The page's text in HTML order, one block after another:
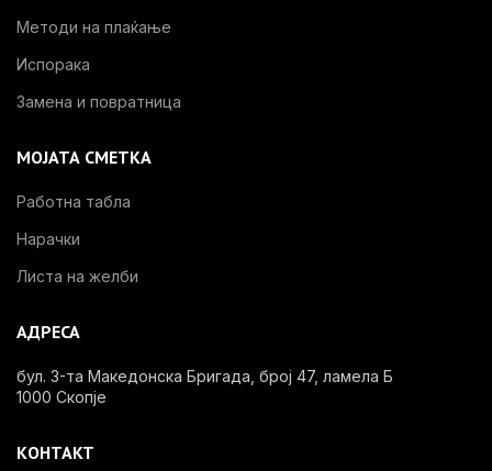
Методи на плаќање
Испорака
Замена и повратница
МОЈАТА СМЕТКА
Работна табла
Нарачки
Листа на желби
АДРЕСА
бул. 3-та Македонска Бригада, број 47, ламела Б
1000 Скопје
КОНТАКТ